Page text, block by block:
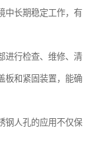
中长期稳定工作，有
进行检查、维修、清
板和紧固装置，能确
钢人孔的应用不仅保